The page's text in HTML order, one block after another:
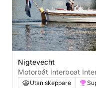
Nigtevecht
Utan skeppare